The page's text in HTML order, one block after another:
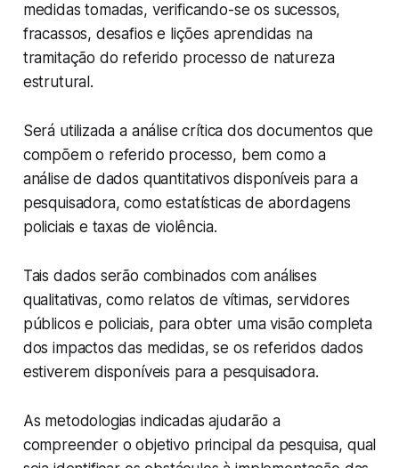
medidas tomadas, verificando-se os sucessos,
fracassos, desafios e lições aprendidas na
tramitação do referido processo de natureza
estrutural.
Será utilizada a análise crítica dos documentos que
compõem o referido processo, bem como a
análise de dados quantitativos disponíveis para a
pesquisadora, como estatísticas de abordagens
policiais e taxas de violência.
Tais dados serão combinados com análises
qualitativas, como relatos de vítimas, servidores
públicos e policiais, para obter uma visão completa
dos impactos das medidas, se os referidos dados
estiverem disponíveis para a pesquisadora.
As metodologias indicadas ajudarão a
compreender o objetivo principal da pesquisa, qual